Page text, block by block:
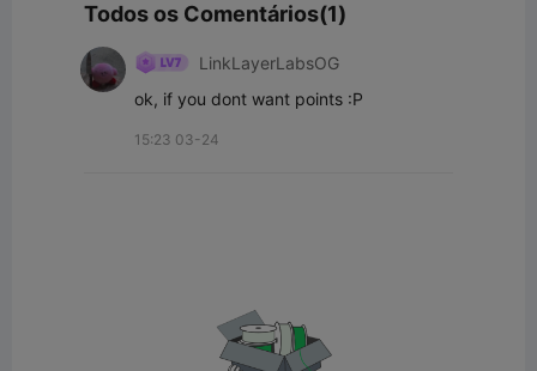
Todos os Comentários(1)
LinkLayerLabsOG
ok, if you dont want points :P
15:23 03-24